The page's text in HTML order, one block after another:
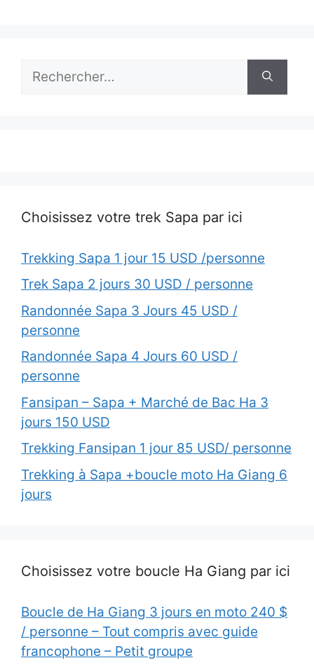
Rechercher :
Choisissez votre trek Sapa par ici
Trekking Sapa 1 jour 15 USD /personne
Trek Sapa 2 jours 30 USD / personne
Randonnée Sapa 3 Jours 45 USD /
personne
Randonnée Sapa 4 Jours 60 USD /
personne
Fansipan – Sapa + Marché de Bac Ha 3
jours 150 USD
Trekking Fansipan 1 jour 85 USD/ personne
Trekking à Sapa +boucle moto Ha Giang 6
jours
Choisissez votre boucle Ha Giang par ici
Boucle de Ha Giang 3 jours en moto 240 $
/ personne – Tout compris avec guide
francophone – Petit groupe